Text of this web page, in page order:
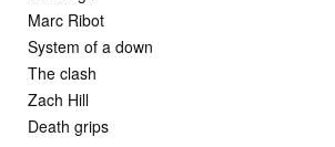
Marc Ribot
System of a down
The clash
Zach Hill
Death grips